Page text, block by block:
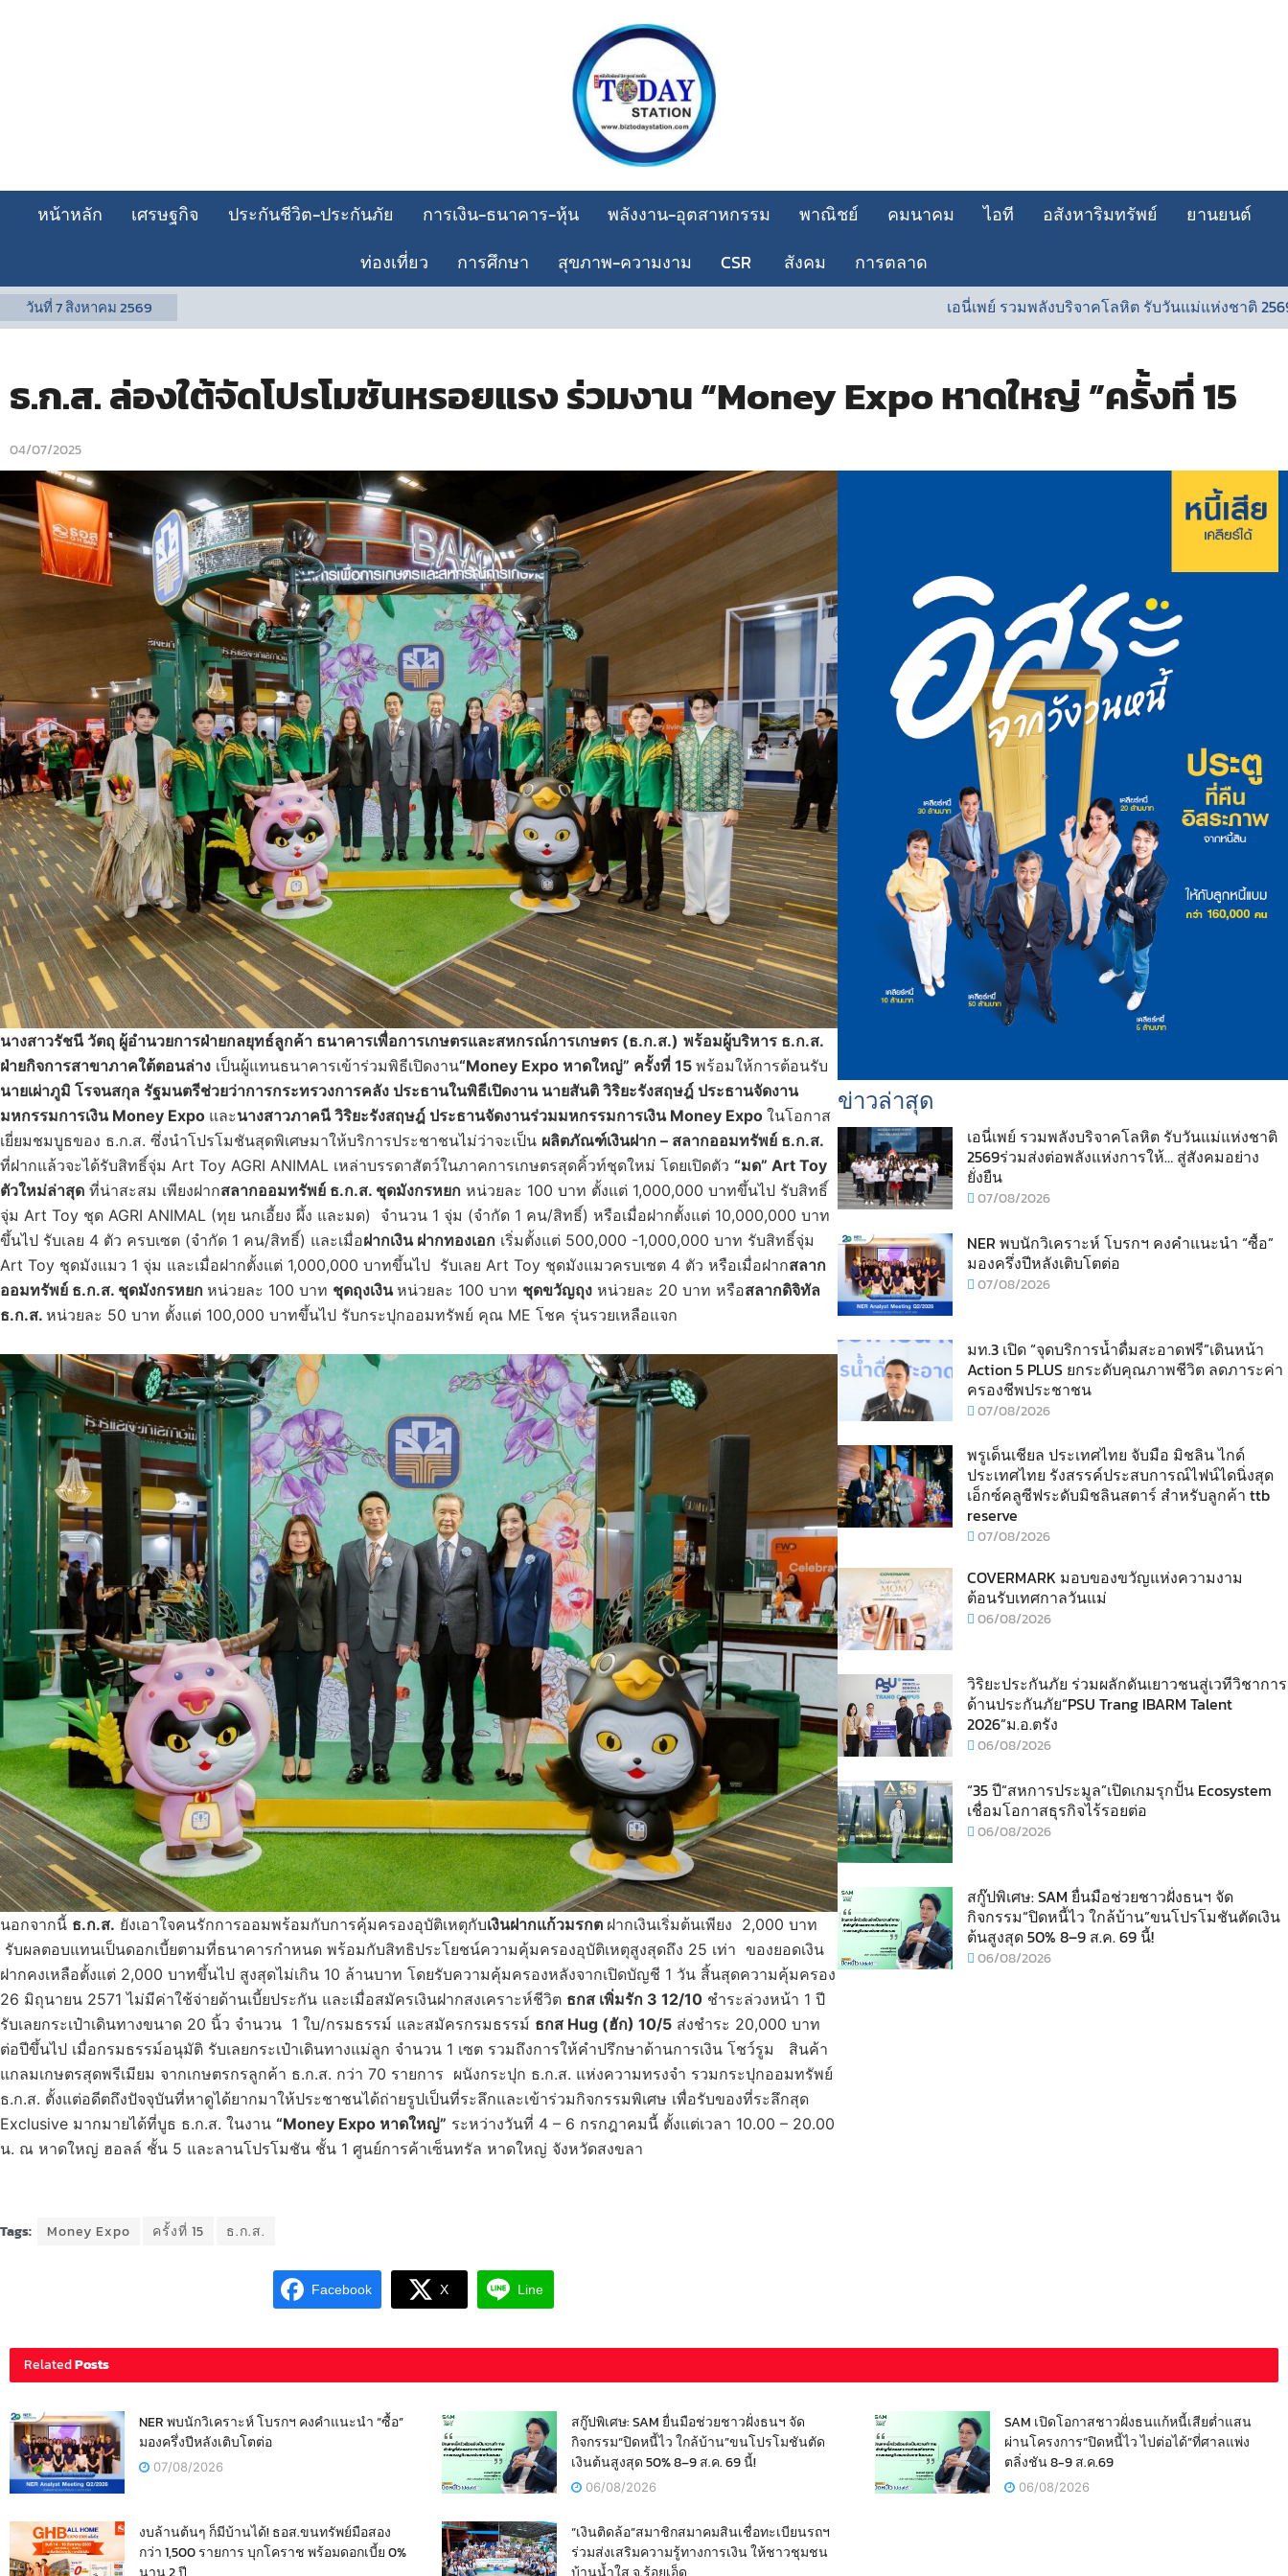
หน้าหลัก เศรษฐกิจ ประกันชีวิต-ประกันภัย การเงิน-ธนาคาร-หุ้น พลังงาน-อุตสาหกรรม พาณิชย์ คมนาคม ไอที อสังหาริมทรัพย์
ยานยนต์
ท่องเที่ยว
การศึกษา สุขภาพ-ความงาม CSR สังคม การตลาด
วันที่7 สิงหาคม 2569 เอนี่เพย์ รวมพลังบริจาคโลหิต รับวันแม่แห่งชาติ 2569ร่วมส่ง
ธ.ก.ส. ล่องใต้จัดโปรโมชันหรอยแรง ร่วมงาน “Money Expo หาดใหญ่ ”ครั้งที่ 15
04/07/2025
นางสาวรัชนี วัตถุ ผู้อำนวยการฝ่ายกลยุทธ์ลูกค้า ธนาคารเพื่อการเกษตรและสหกรณ์การเกษตร (ธ.ก.ส.) พร้อมผู้บริหาร ธ.ก.ส.
ฝ่ายกิจการสาขาภาคใต้ตอนล่าง เป็นผู้แทนธนาคารเข้าร่วมพิธีเปิดงาน“Money Expo หาดใหญ่” ครั้งที่ 15 พร้อมให้การต้อนรับ
นายเผ่าภูมิ โรจนสกุล รัฐมนตรีช่วยว่าการกระทรวงการคลัง ประธานในพิธีเปิดงาน นายสันติ วิริยะรังสฤษฎ์ ประธานจัดงาน
มหกรรมการเงิน Money Expo และนางสาวภาคนี วิริยะรังสฤษฎ์ ประธานจัดงานร่วมมหกรรมการเงิน Money Expo ในโอกาส
เยี่ยมชมบูธของ ธ.ก.ส. ซึ่งนำโปรโมชันสุดพิเศษมาให้บริการประชาชนไม่ว่าจะเป็น ผลิตภัณฑ์เงินฝาก – สลากออมทรัพย์ ธ.ก.ส.
ที่ฝากแล้วจะได้รับสิทธิ์จุ่ม Art Toy AGRI ANIMAL เหล่าบรรดาสัตว์ในภาคการเกษตรสุดคิ้วท์ชุดใหม่ โดยเปิดตัว “มด” Art Toy
ตัวใหม่ล่าสุด ที่น่าสะสม เพียงฝากสลากออมทรัพย์ ธ.ก.ส. ชุดมังกรหยก หน่วยละ 100 บาท ตั้งแต่ 1,000,000 บาทขึ้นไป รับสิทธิ์
จุ่ม Art Toy ชุด AGRI ANIMAL (ทุย นกเอี้ยง ผึ้ง และมด) จำนวน 1 จุ่ม (จำกัด 1 คน/สิทธิ์) หรือเมื่อฝากตั้งแต่ 10,000,000 บาท
ขึ้นไป รับเลย 4 ตัว ครบเซต (จำกัด 1 คน/สิทธิ์) และเมื่อฝากเงิน ฝากทองเอก เริ่มตั้งแต่ 500,000 -1,000,000 บาท รับสิทธิ์จุ่ม
Art Toy ชุดมังแมว 1 จุ่ม และเมื่อฝากตั้งแต่ 1,000,000 บาทขึ้นไป รับเลย Art Toy ชุดมังแมวครบเซต 4 ตัว หรือเมื่อฝากสลาก
ออมทรัพย์ ธ.ก.ส. ชุดมังกรหยก หน่วยละ 100 บาท ชุดถุงเงินหน่วยละ 100 บาท ชุดขวัญถุง หน่วยละ 20 บาท หรือสลากดิจิทัล
ธ.ก.ส. หน่วยละ 50 บาท ตั้งแต่ 100,000 บาทขึ้นไป รับกระปุกออมทรัพย์ คุณ ME โชค รุ่นรวยเหลือแจก
นอกจากนี้ ธ.ก.ส. ยังเอาใจคนรักการออมพร้อมกับการคุ้มครองอุบัติเหตุกับเงินฝากแก้วมรกต ฝากเงินเริ่มต้นเพียง 2,000 บาท
รับผลตอบแทนเป็นดอกเบี้ยตามที่ธนาคารกำหนด พร้อมกับสิทธิประโยชน์ความคุ้มครองอุบัติเหตุสูงสุดถึง 25 เท่า ของยอดเงิน
ฝากคงเหลือตั้งแต่ 2,000 บาทขึ้นไป สูงสุดไม่เกิน 10 ล้านบาท โดยรับความคุ้มครองหลังจากเปิดบัญชี 1 วัน สิ้นสุดความคุ้มครอง
26 มิถุนายน 2571 ไม่มีค่าใช้จ่ายด้านเบี้ยประกัน และเมื่อสมัครเงินฝากสงเคราะห์ชีวิต ธกส เพิ่มรัก 3 12/10 ชำระล่วงหน้า 1 ปี
รับเลยกระเป๋าเดินทางขนาด 20 นิ้ว จำนวน 1 ใบ/กรมธรรม์ และสมัครกรมธรรม์ ธกส Hug (ฮัก) 10/5 ส่งชำระ 20,000 บาท
ต่อปีขึ้นไป เมื่อกรมธรรม์อนุมัติ รับเลยกระเป๋าเดินทางแม่ลูก จำนวน 1 เซต รวมถึงการให้คำปรึกษาด้านการเงิน โชว์รูม สินค้า
แกลมเกษตรสุดพรีเมียม จากเกษตรกรลูกค้า ธ.ก.ส. กว่า 70 รายการ ผนังกระปุก ธ.ก.ส. แห่งความทรงจำ รวมกระปุกออมทรัพย์
ธ.ก.ส. ตั้งแต่อดีตถึงปัจจุบันที่หาดูได้ยากมาให้ประชาชนได้ถ่ายรูปเป็นที่ระลึกและเข้าร่วมกิจกรรมพิเศษ เพื่อรับของที่ระลึกสุด
Exclusive มากมายได้ที่บูธ ธ.ก.ส. ในงาน “Money Expo หาดใหญ่” ระหว่างวันที่ 4 – 6 กรกฎาคมนี้ ตั้งแต่เวลา 10.00 – 20.00
น. ณ หาดใหญ่ ฮอลล์ ชั้น 5 และลานโปรโมชัน ชั้น 1 ศูนย์การค้าเซ็นทรัล หาดใหญ่ จังหวัดสงขลา
Tags: Money Expo ครั้งที่ 15 ธ.ก.ส.
Facebook X Line
ข่าวล่าสุด
เอนี่เพย์ รวมพลังบริจาคโลหิต รับวันแม่แห่งชาติ
2569ร่วมส่งต่อพลังแห่งการให้… สู่สังคมอย่าง
ยั่งยืน
07/08/2026
NER พบนักวิเคราะห์ โบรกฯ คงคำแนะนำ “ซื้อ”
มองครึ่งปีหลังเติบโตต่อ
07/08/2026
มท.3 เปิด “จุดบริการน้ำดื่มสะอาดฟรี”เดินหน้า
Action 5 PLUS ยกระดับคุณภาพชีวิต ลดภาระค่า
ครองชีพประชาชน
07/08/2026
พรูเด็นเชียล ประเทศไทย จับมือ มิชลิน ไกด์
ประเทศไทย รังสรรค์ประสบการณ์ไฟน์ไดนิ่งสุด
เอ็กซ์คลูซีฟระดับมิชลินสตาร์ สำหรับลูกค้า ttb
reserve
07/08/2026
COVERMARK มอบของขวัญแห่งความงาม
ต้อนรับเทศกาลวันแม่
06/08/2026
วิริยะประกันภัย ร่วมผลักดันเยาวชนสู่เวทีวิชาการ
ด้านประกันภัย“PSU Trang IBARM Talent
2026”ม.อ.ตรัง
06/08/2026
“35 ปี“สหการประมูล”เปิดเกมรุกปั้น Ecosystem
เชื่อมโอกาสธุรกิจไร้รอยต่อ
06/08/2026
สกู๊ปพิเศษ: SAM ยื่นมือช่วยชาวฝั่งธนฯ จัด
กิจกรรม“ปิดหนี้ไว ใกล้บ้าน”ขนโปรโมชันตัดเงิน
ต้นสูงสุด 50% 8–9 ส.ค. 69 นี้!
06/08/2026
RelatedPosts
NER พบนักวิเคราะห์ โบรกฯ คงคำแนะนำ “ซื้อ”
มองครึ่งปีหลังเติบโตต่อ
07/08/2026
สกู๊ปพิเศษ: SAM ยื่นมือช่วยชาวฝั่งธนฯ จัด
กิจกรรม“ปิดหนี้ไว ใกล้บ้าน”ขนโปรโมชันตัด
เงินต้นสูงสุด 50% 8–9 ส.ค. 69 นี้!
06/08/2026
SAM เปิดโอกาสชาวฝั่งธนแก้หนี้เสียต่ำแสน
ผ่านโครงการ“ปิดหนี้ไว ไปต่อได้”ที่ศาลแพ่ง
ตลิ่งชัน 8-9 ส.ค.69
06/08/2026
งบล้านต้นๆ ก็มีบ้านได้! ธอส.ขนทรัพย์มือสอง
กว่า 1,500 รายการ บุกโคราช พร้อมดอกเบี้ย 0%
“เงินติดล้อ”สมาชิกสมาคมสินเชื่อทะเบียนรถฯ
ร่วมส่งเสริมความรู้ทางการเงิน ให้ชาวชุมชน